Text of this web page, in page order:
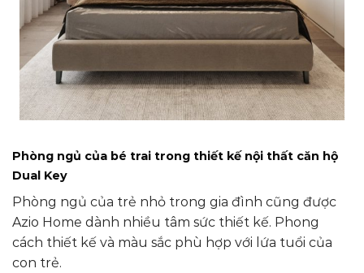
Phòng ngủ của bé trai trong thiết kế nội thất căn hộ
Dual Key
Phòng ngủ của trẻ nhỏ trong gia đình cũng được
Azio Home dành nhiều tâm sức thiết kế. Phong
cách thiết kế và màu sắc phù hợp với lứa tuổi của
con trẻ.